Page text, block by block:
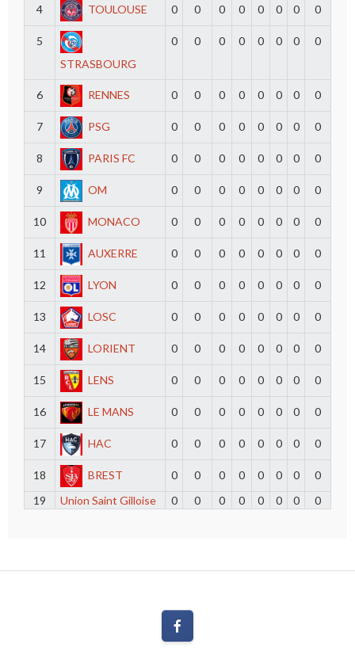
4 TOULOUSE 0 0 0 0 0 0 0 0
5
STRASBOURG
0 0 0 0 0 0 0 0
6 RENNES 0 0 0 0 0 0 0 0
7 PSG 0 0 0 0 0 0 0 0
8 PARIS FC 0 0 0 0 0 0 0 0
9 OM 0 0 0 0 0 0 0 0
10 MONACO 0 0 0 0 0 0 0 0
11 AUXERRE 0 0 0 0 0 0 0 0
12 LYON 0 0 0 0 0 0 0 0
13 LOSC 0 0 0 0 0 0 0 0
14 LORIENT 0 0 0 0 0 0 0 0
15 LENS 0 0 0 0 0 0 0 0
16 LE MANS 0 0 0 0 0 0 0 0
17 HAC 0 0 0 0 0 0 0 0
18 BREST 0 0 0 0 0 0 0
0
19
Union Saint Gilloise 0 0 0 0 0 0 0 0